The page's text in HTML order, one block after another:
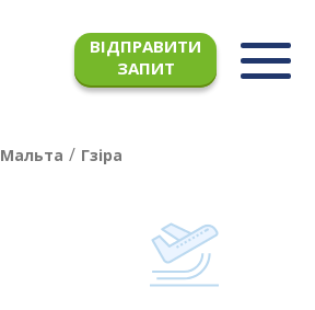
ВІДПРАВИТИ
ЗАПИТ
Мальта / Гзіра